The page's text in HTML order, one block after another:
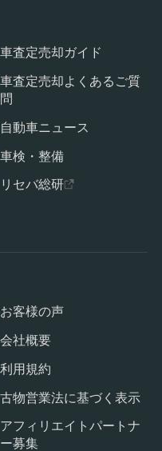
車査定売却ガイド
車査定売却よくあるご質
問
自動車ニュース
車検・整備
リセバ総研
お客様の声
会社概要
利用規約
古物営業法に基づく表示
アフィリエイトパートナ
ー募集